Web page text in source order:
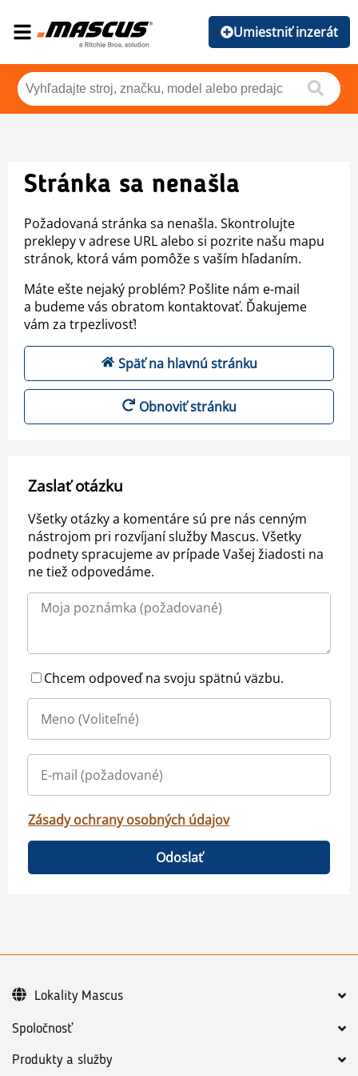
Umiestniť inzerát
Stránka sa nenašla
Požadovaná stránka sa nenašla. Skontrolujte
preklepy v adrese URL alebo si pozrite našu mapu
stránok, ktorá vám pomôže s vaším hľadaním.
Máte ešte nejaký problém? Pošlite nám e-mail
a budeme vás obratom kontaktovať. Ďakujeme
vám za trpezlivosť!
Späť na hlavnú stránku
Obnoviť stránku
Zaslať otázku
Všetky otázky a komentáre sú pre nás cenným
nástrojom pri rozvíjaní služby Mascus. Všetky
podnety spracujeme av prípade Vašej žiadosti na
ne tiež odpovedáme.
Chcem odpoveď na svoju spätnú väzbu.
Zásady ochrany osobných údajov
Odoslať
Spoločnosť
Produkty a služby
Lokality Mascus